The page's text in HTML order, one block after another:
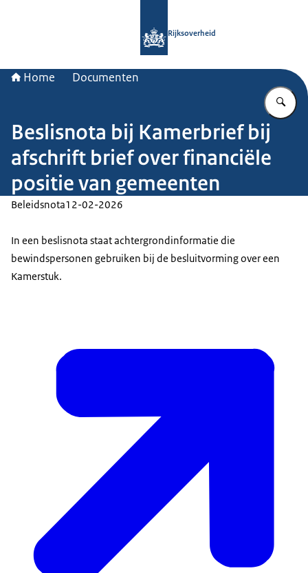
Rijksoverheid
Home Documenten
Beslisnota bij Kamerbrief bij
afschrift brief over financiële
positie van gemeenten
Beleidsnota12-02-2026
In een beslisnota staat achtergrondinformatie die
bewindspersonen gebruiken bij de besluitvorming over een
Kamerstuk.